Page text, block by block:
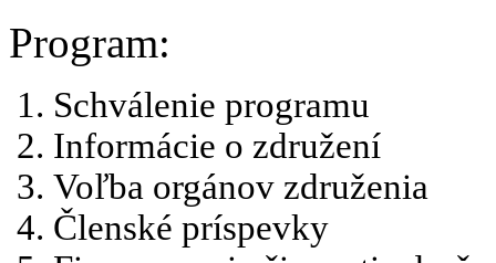
Program:
Schválenie programu
Informácie o združení
Voľba orgánov združenia
Členské príspevky